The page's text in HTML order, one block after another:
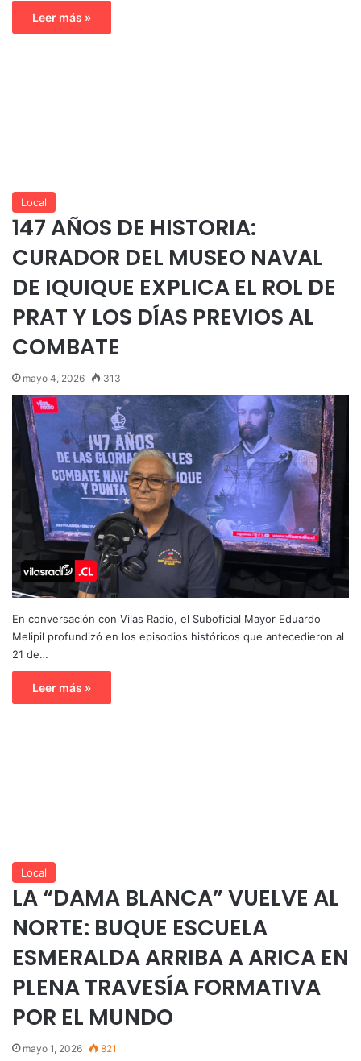
Leer más »
Local
147 AÑOS DE HISTORIA:
CURADOR DEL MUSEO NAVAL
DE IQUIQUE EXPLICA EL ROL DE
PRAT Y LOS DÍAS PREVIOS AL
COMBATE
mayo 4, 2026 313
En conversación con Vilas Radio, el Suboficial Mayor Eduardo
Melipil profundizó en los episodios históricos que antecedieron al
21 de…
Leer más »
Local
LA “DAMA BLANCA” VUELVE AL
NORTE: BUQUE ESCUELA
ESMERALDA ARRIBA A ARICA EN
PLENA TRAVESÍA FORMATIVA
POR EL MUNDO
mayo 1, 2026 821